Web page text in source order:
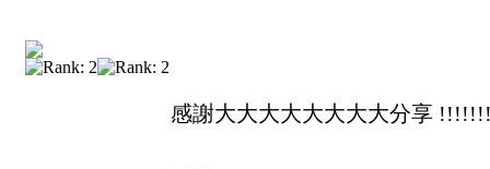
感謝大大大大大大大大分享